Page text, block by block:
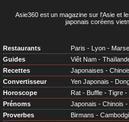
Asie360 est un magazine sur l'Asie et
japonais coréens
Restaurants Paris - Lyon -
Guides
Viêt Nam -
Recettes
Japonaises -
Convertisseur
Yen Japonais -
Horoscope
Rat - Buffle - Tigre -
Prénoms
Japonais - Chinois -
Proverbes
Birmans -